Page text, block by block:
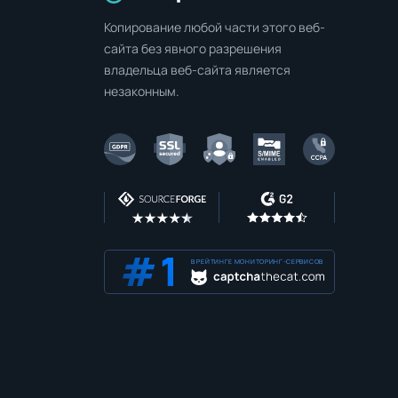
Копирование любой части этого веб-
сайта без явного разрешения
владельца веб-сайта является
незаконным.
В РЕЙТИНГЕ МОНИТОРИНГ-СЕРВИСОВ